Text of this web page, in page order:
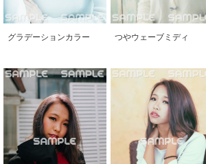
グラデーションカラー つやウェーブミディ